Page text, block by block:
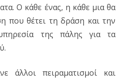
Ο κάθε ένας, η κάθε μια θα
που θέτει τη δράση και την
της πάλης για τα
άλλοι πειραματισμοί και